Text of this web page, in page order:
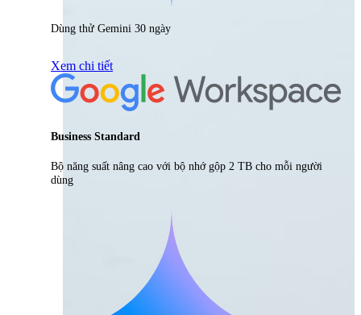
Dùng thử Gemini 30 ngày
Xem chi tiết
Business Standard
Bộ năng suất nâng cao với bộ nhớ gộp 2 TB cho mỗi người
dùng